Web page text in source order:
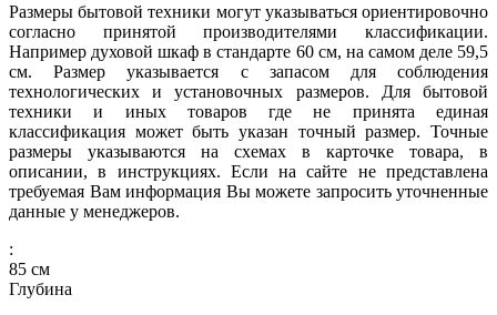
Размеры бытовой техники могут указываться ориентировочно
согласно принятой производителями классификации.
Например духовой шкаф в стандарте 60 см, на самом деле 59,5
см. Размер указывается с запасом для соблюдения
технологических и установочных размеров. Для бытовой
техники и иных товаров где не принята единая
классификация может быть указан точный размер. Точные
размеры указываются на схемах в карточке товара, в
описании, в инструкциях. Если на сайте не представлена
требуемая Вам информация Вы можете запросить уточненные
данные у менеджеров.
:
85 см
Глубина